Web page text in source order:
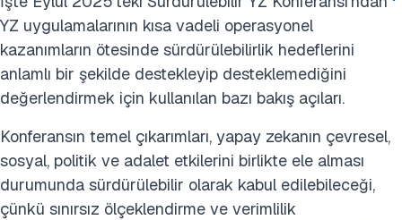
YZ uygulamalarının kısa vadeli operasyonel
kazanımların ötesinde sürdürülebilirlik hedeflerini
anlamlı bir şekilde destekleyip desteklemediğini
değerlendirmek için kullanılan bazı bakış açıları.
Konferansın temel çıkarımları, yapay zekanın çevresel,
sosyal, politik ve adalet etkilerini birlikte ele alması
durumunda sürdürülebilir olarak kabul edilebileceği,
çünkü sınırsız ölçeklendirme ve verimlilik